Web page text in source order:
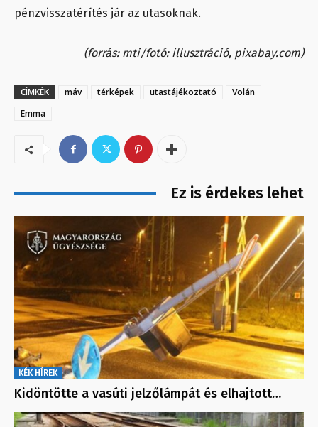
pénzvisszatérítés jár az utasoknak.
(forrás: mti/fotó: illusztráció, pixabay.com)
CÍMKÉK máv térképek utastájékoztató
Volán
Emma
Ez is érdekes lehet
KÉK HÍREK
Kidöntötte a vasúti jelzőlámpát és elhajtott…